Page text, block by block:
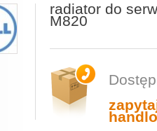
radiator do
M820